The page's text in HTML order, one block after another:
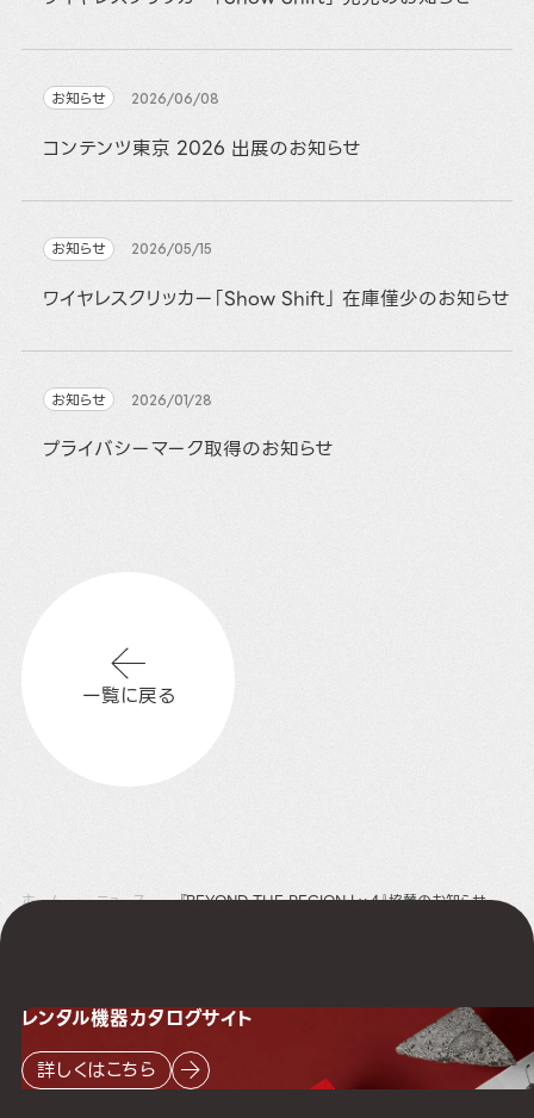
ホーム ニュース 『BEYOND THE REGION Lv.4』協賛のお知らせ
お知らせ 2026/06/08
コンテンツ東京 2026 出展のお知らせ
お知らせ 2026/05/15
ワイヤレスクリッカー「Show Shift」 在庫僅少のお知らせ
お知らせ 2026/01/28
プライバシーマーク取得のお知らせ
一覧に戻る
レンタル機器カタログサイト
詳しくはこちら